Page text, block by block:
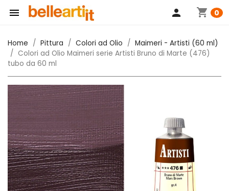
 shopping_cart 0
person
Home Pittura Colori ad Olio
Maimeri - Artisti (60 ml)
Colori ad Olio Maimeri serie Artisti Bruno di Marte (476)
tubo da 60 ml